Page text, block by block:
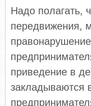
Надо полагать,
передвижения,
приведение в
закладываются